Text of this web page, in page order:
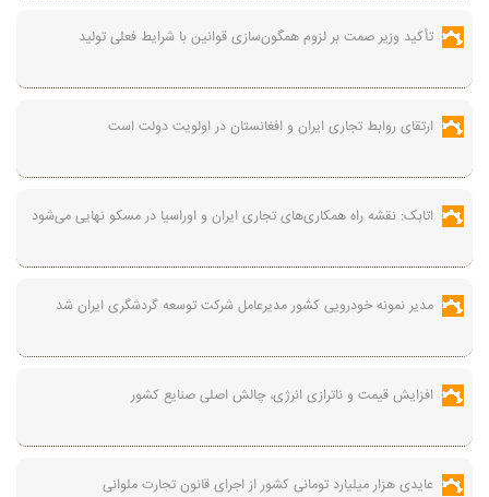
تأکید وزیر صمت بر لزوم همگون‌سازی قوانین با شرایط فعلی تولید
ارتقای روابط تجاری ایران و افغانستان در اولویت دولت است
اتابک: نقشه راه همکاری‌های تجاری ایران و اوراسیا در مسکو نهایی می‌شود
مدیر نمونه خودرویی کشور مدیرعامل شرکت توسعه گردشگری ایران شد
افزایش قیمت و ناترازی انرژی، چالش اصلی صنایع کشور
عایدی هزار میلیارد تومانی کشور از اجرای قانون تجارت ملوانی